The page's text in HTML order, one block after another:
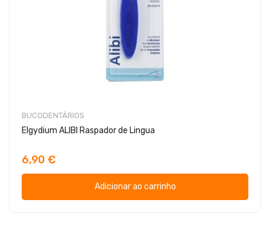
BUCODENTÁRIOS
Elgydium ALIBI Raspador de Lingua
6,90 €
Adicionar ao carrinho